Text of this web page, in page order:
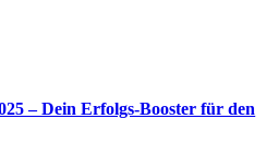
– Dein Erfolgs-Booster für den